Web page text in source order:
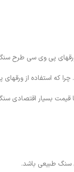
که استفاده از
بسیار اقتصادی سنگ
سنگ طبیعی باشد.